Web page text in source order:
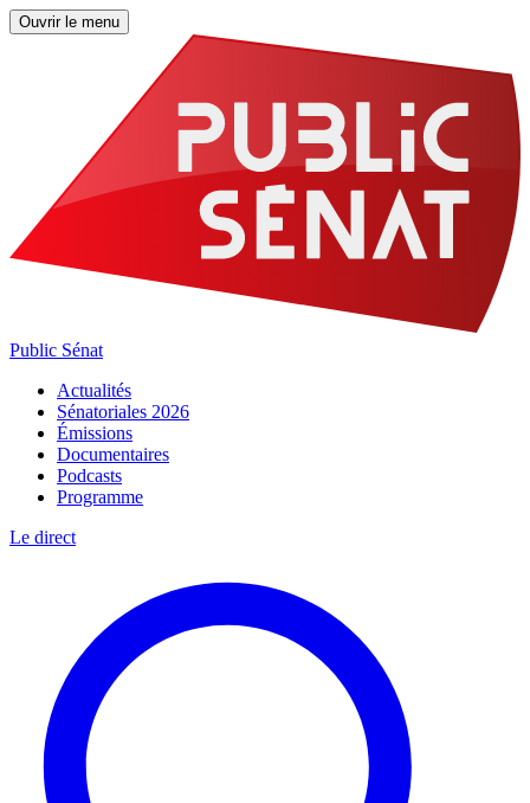
Ouvrir le menu
Public Sénat
Actualités
Sénatoriales 2026
Émissions
Documentaires
Podcasts
Programme
Le direct